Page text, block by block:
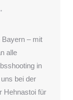
Bayern – mit
alle
in
bei der
Hehnastoi für